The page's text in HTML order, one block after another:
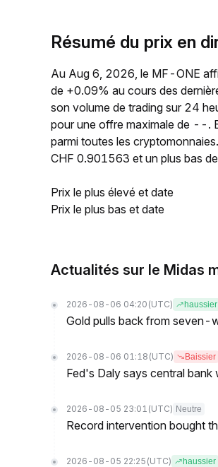
Résumé du prix en
Au Aug 6, 2026, le MF-ONE
de +0.09% au cours des
son volume de trading sur 24
pour une offre maximale de --.
parmi toutes les
CHF 0.901563 et un plus bas
Prix le plus élevé et date
Prix le plus bas et date
Actualités sur le Midas
2026-08-06 04:20 (UTC) haussier
Gold pulls back from seven-
2026-08-06 01:18 (UTC) Baissier
Fed's Daly says central
2026-08-05 23:01 (UTC) Neutre
Record intervention bought
2026-08-05 22:25 (UTC) haussier